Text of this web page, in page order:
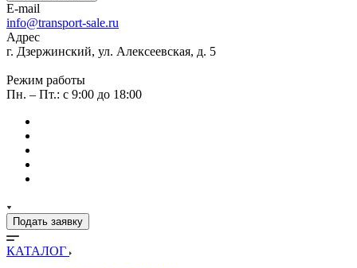
E-mail
info@transport-sale.ru
Адрес
г. Дзержинский, ул. Алексеевская, д. 5
Режим работы
Пн. – Пт.: с 9:00 до 18:00
Подать заявку
КАТАЛОГ